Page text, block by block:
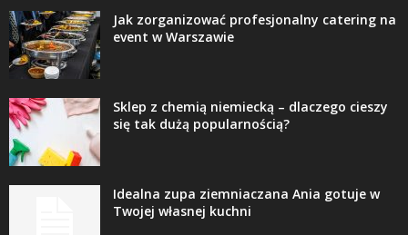
Jak zorganizować profesjonalny catering na
event w Warszawie
Sklep z chemią niemiecką – dlaczego cieszy
się tak dużą popularnością?
Idealna zupa ziemniaczana Ania gotuje w
Twojej własnej kuchni